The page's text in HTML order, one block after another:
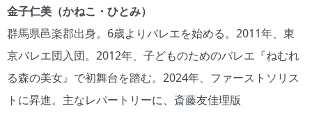
金子仁美（かねこ・ひとみ）
群馬県邑楽郡出身。6歳よりバレエを始める。2011年、東
京バレエ団入団。2012年、子どものためのバレエ『ねむれ
る森の美女』で初舞台を踏む。2024年、ファーストソリス
トに昇進。主なレパートリーに、斎藤友佳理版